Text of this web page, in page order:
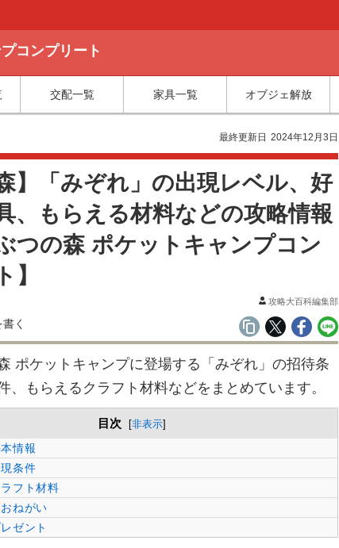
コンプリート
交配一覧 家具一覧 オブジェ解放
最終更新日 2024年12月3日
】「みぞれ」の出現レベル、好
、もらえる材料などの攻略情報
つの森 ポケットキャンプコン
】
攻略大百科編集部
ポケットキャンプに登場する「みぞれ」の招待条
、もらえるクラフト材料などをまとめています。
目次 [非表示]
情報
条件
フト材料
ねがい
ゼント